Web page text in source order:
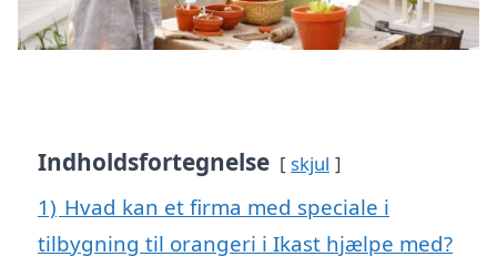
Indholdsfortegnelse skjul
1) Hvad kan et firma med speciale i
tilbygning til orangeri i Ikast hjælpe med?